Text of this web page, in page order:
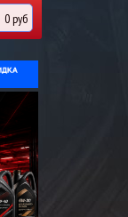
0 руб